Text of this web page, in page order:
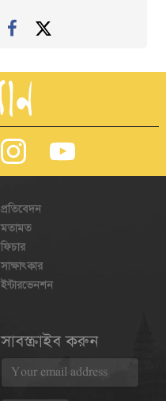
প্রতিবেদন
মতামত
ফিচার
সাক্ষাৎকার
ইন্টারভেনশন
সাবস্ক্রাইব করুন